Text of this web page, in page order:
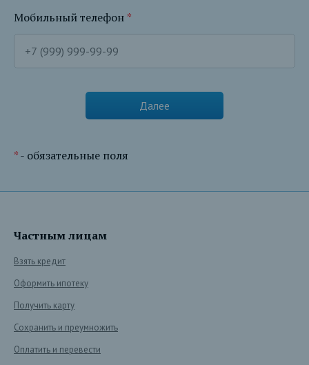
Мобильный телефон *
*- обязательные поля
Частным лицам
Взять кредит
Оформить ипотеку
Получить карту
Сохранить и преумножить
Оплатить и перевести